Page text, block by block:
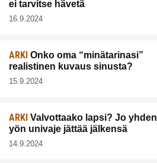
ei tarvitse hävetä
16.9.2024
ARKI Onko oma “minätarinasi”
realistinen kuvaus sinusta?
15.9.2024
ARKI Valvottaako lapsi? Jo yhden
yön univaje jättää jälkensä
14.9.2024